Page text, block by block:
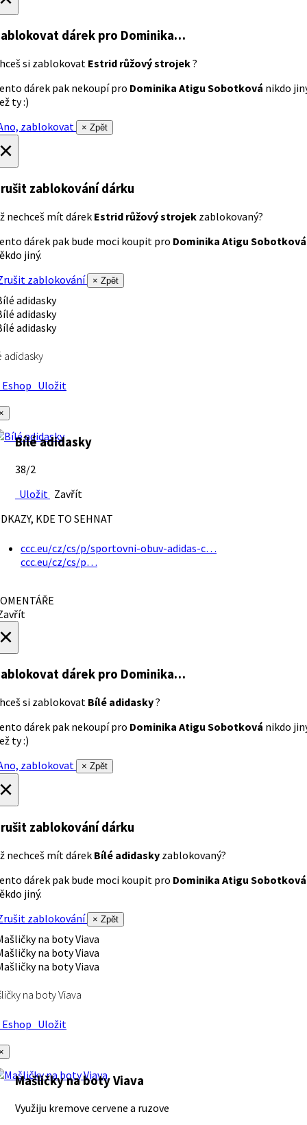
dárek pro Dominika…
si zablokovat Estrid růžový strojek?
dárek pak nekoupí pro Dominika Atigu Sobotková nikdo
ty :)
zablokovat
× Zpět
zablokování dárku
nechceš mít dárek Estrid růžový strojek zablokovaný?
dárek pak bude moci koupit pro Dominika Atigu Sobotková
jiný.
zablokování
× Zpět
adidasky
Uložit
Bílé adidasky
38/2
Uložit Zavřít
KDE TO SEHNAT
ccc.eu/cz/cs/p/sportovni-obuv-adidas-c…
ccc.eu/cz/cs/p…
dárek pro Dominika…
si zablokovat Bílé adidasky?
dárek pak nekoupí pro Dominika Atigu Sobotková nikdo
ty :)
zablokovat
× Zpět
zablokování dárku
nechceš mít dárek Bílé adidasky zablokovaný?
dárek pak bude moci koupit pro Dominika Atigu Sobotková
jiný.
zablokování
× Zpět
na boty Viava
Uložit
Mašličky na boty Viava
Využiju kremove cervene a ruzove